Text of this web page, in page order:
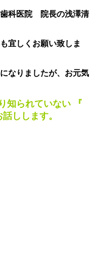
科医院 院長の浅澤清
宜しくお願い致しま
なりましたが、 お元気
知られていない
『
しします。